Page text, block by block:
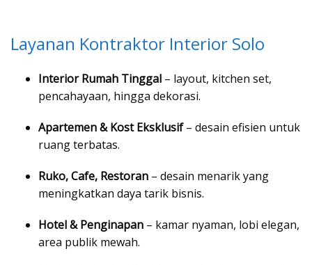
Layanan Kontraktor Interior Solo
Interior Rumah Tinggal – layout, kitchen set,
pencahayaan, hingga dekorasi.
Apartemen & Kost Eksklusif– desain efisien untuk
ruang terbatas.
Ruko, Cafe, Restoran – desain menarik yang
meningkatkan daya tarik bisnis.
Hotel & Penginapan – kamar nyaman, lobi elegan,
area publik mewah.